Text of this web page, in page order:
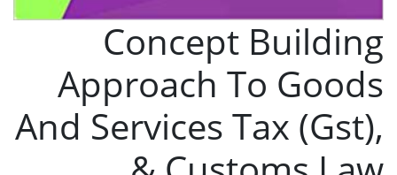
Concept Building
Approach To Goods
And Services Tax (Gst),